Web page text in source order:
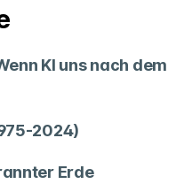
KI uns nach dem
2024)
Erde